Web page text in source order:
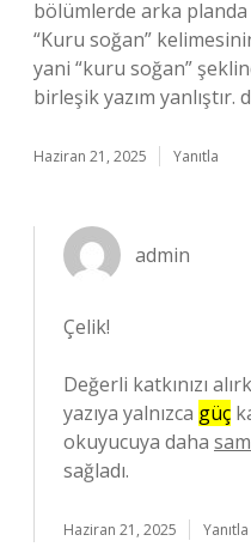
bölümlerde arka planda
“Kuru soğan”
yani “kuru soğan”
birleşik yazım yanlıştır.
Haziran 21, 2025 Yanıtla
admin
Çelik!
Değerli katkınızı
yazıya yalnızca güç
okuyucuya daha
sağladı.
Haziran 21, 2025 Yanıtla